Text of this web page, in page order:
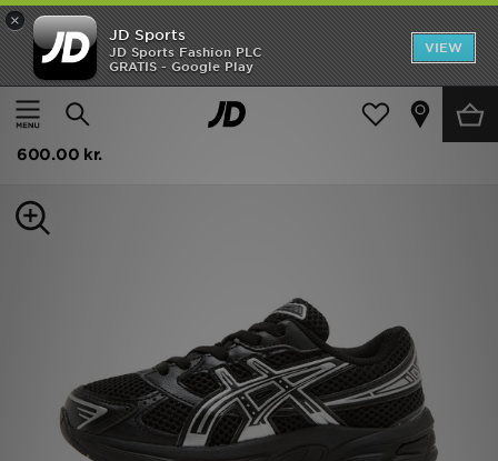
×
JD Sports
JD Sports Fashion PLC
GRATIS - Google Play
VIEW
Hjem
Børn
ASICS GEL-1130 Children
600.00 kr.
Hjem
Udsalg
Damer
Brands
Fodbold